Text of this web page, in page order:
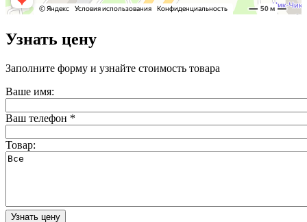
Узнать цену
Заполните форму и узнайте стоимость товара
Ваше имя:
Ваш телефон *
Товар: